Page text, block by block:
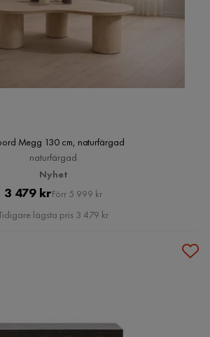
Megg 130 cm, naturfärgad
naturfärgad
Nyhet
Pris
3 479 krOriginal
Pris
Förr 5 999 kr
lägsta pris 3 479 kr